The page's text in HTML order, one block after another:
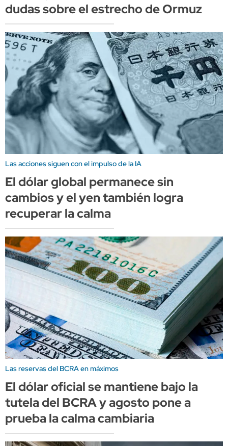
dudas sobre el estrecho de Ormuz
Las acciones siguen con el impulso de la IA
El dólar global permanece sin
cambios y el yen también logra
recuperar la calma
Las reservas del BCRA en máximos
El dólar oficial se mantiene bajo la
tutela del BCRA y agosto pone a
prueba la calma cambiaria